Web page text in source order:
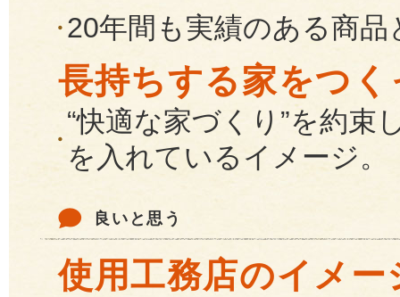
20年間も実績のある商
長持ちする家をつ
“快適な家づくり”を約束
を入れているイメージ。
良いと思う
使用工務店のイメー